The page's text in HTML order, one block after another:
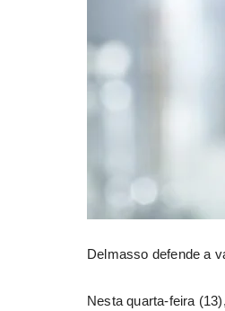
Delmasso defende a
Nesta quarta-feira